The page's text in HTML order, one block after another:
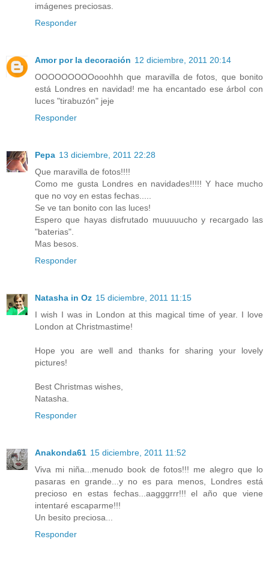
imágenes preciosas.
Responder
Amor por la decoración 12 diciembre, 2011 20:14
OOOOOOOOOooohhh que maravilla de fotos, que bonito
está Londres en navidad! me ha encantado ese árbol con
luces "tirabuzón" jeje
Responder
Pepa 13 diciembre, 2011 22:28
Que maravilla de fotos!!!!
Como me gusta Londres en navidades!!!!! Y hace mucho
que no voy en estas fechas.....
Se ve tan bonito con las luces!
Espero que hayas disfrutado muuuuucho y recargado las
"baterias".
Mas besos.
Responder
Natasha in Oz 15 diciembre, 2011 11:15
I wish I was in London at this magical time of year. I love
London at Christmastime!
Hope you are well and thanks for sharing your lovely
pictures!
Best Christmas wishes,
Natasha.
Responder
Anakonda61 15 diciembre, 2011 11:52
Viva mi niña...menudo book de fotos!!! me alegro que lo
pasaras en grande...y no es para menos, Londres está
precioso en estas fechas...aagggrrr!!! el año que viene
intentaré escaparme!!!
Un besito preciosa...
Responder